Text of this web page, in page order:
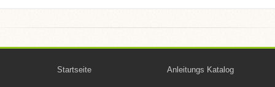
Startseite Anleitungs Katalog